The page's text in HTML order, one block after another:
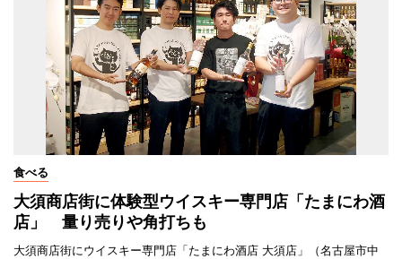
食べる
大須商店街に体験型ウイスキー専門店「たまにわ酒
店」 量り売りや角打ちも
大須商店街にウイスキー専門店「たまにわ酒店 大須店」（名古屋市中